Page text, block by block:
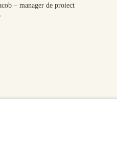
– manager de proiect